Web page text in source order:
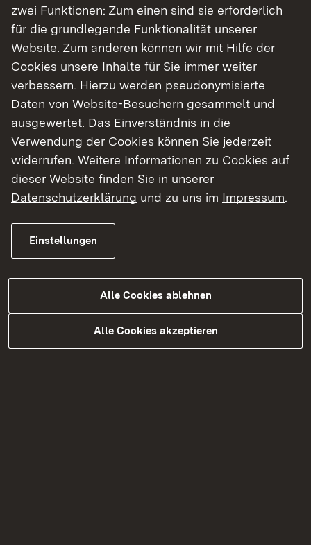
Studienplatz. Außerdem gibt's eine Schritt-für-
Schritt-Anleitung zu deinem Traum-Studium.
Finde dein Studium in Baden-Württemberg
zwei Funktionen: Zum einen sind sie erforderlich
für die grundlegende Funktionalität unserer
Website. Zum anderen können wir mit Hilfe der
Cookies unsere Inhalte für Sie immer weiter
verbessern. Hierzu werden pseudonymisierte
Daten von Website-Besuchern gesammelt und
ausgewertet. Das Einverständnis in die
Verwendung der Cookies können Sie jederzeit
widerrufen. Weitere Informationen zu Cookies auf
dieser Website finden Sie in unserer
Datenschutzerklärung und zu uns im Impressum.
Einstellungen
Alle Cookies ablehnen
Alle Cookies akzeptieren